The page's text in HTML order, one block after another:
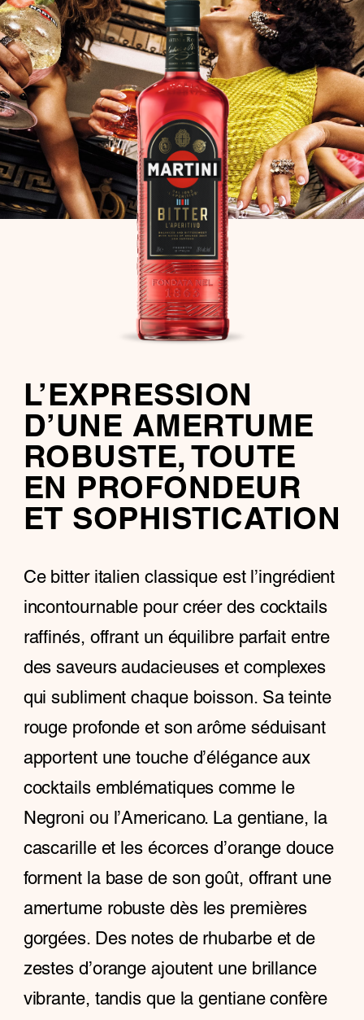
L’EXPRESSION
D’UNE AMERTUME
ROBUSTE, TOUTE
EN PROFONDEUR
ET SOPHISTICATION
Ce bitter italien classique est l’ingrédient
incontournable pour créer des cocktails
raffinés, offrant un équilibre parfait entre
des saveurs audacieuses et complexes
qui subliment chaque boisson. Sa teinte
rouge profonde et son arôme séduisant
apportent une touche d’élégance aux
cocktails emblématiques comme le
Negroni ou l’Americano. La gentiane, la
cascarille et les écorces d’orange douce
forment la base de son goût, offrant une
amertume robuste dès les premières
gorgées. Des notes de rhubarbe et de
zestes d’orange ajoutent une brillance
vibrante, tandis que la gentiane confère